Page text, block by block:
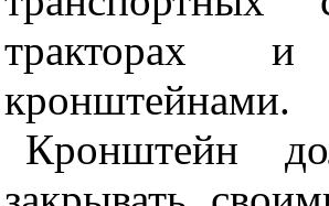
тракторах и
кронштейнами.
Кронштейн